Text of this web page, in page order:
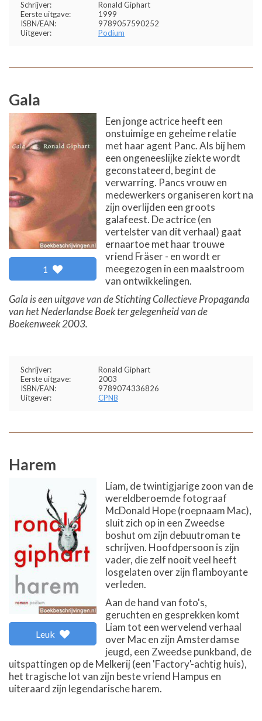
Schrijver:
Ronald Giphart
Eerste uitgave:
1999
ISBN/EAN:
9789057590252
Uitgever:
Podium
Gala
1
Een jonge actrice heeft een
onstuimige en geheime relatie
met haar agent Panc. Als bij hem
een ongeneeslijke ziekte wordt
geconstateerd, begint de
verwarring. Pancs vrouw en
medewerkers organiseren kort na
zijn overlijden een groots
galafeest. De actrice (en
vertelster van dit verhaal) gaat
ernaartoe met haar trouwe
vriend Fräser - en wordt er
meegezogen in een maalstroom
van ontwikkelingen.
Gala is een uitgave van de Stichting Collectieve Propaganda
van het Nederlandse Boek ter gelegenheid van de
Boekenweek 2003.
Schrijver:
Ronald Giphart
Eerste uitgave:
2003
ISBN/EAN:
9789074336826
Uitgever:
CPNB
Harem
Leuk
Liam, de twintigjarige zoon van de
wereldberoemde fotograaf
McDonald Hope (roepnaam Mac),
sluit zich op in een Zweedse
boshut om zijn debuutroman te
schrijven. Hoofdpersoon is zijn
vader, die zelf nooit veel heeft
losgelaten over zijn flamboyante
verleden.
Aan de hand van foto's,
geruchten en gesprekken komt
Liam tot een wervelend verhaal
over Mac en zijn Amsterdamse
jeugd, een Zweedse punkband, de
uitspattingen op de Melkerij (een 'Factory'-achtig huis),
het tragische lot van zijn beste vriend Hampus en
uiteraard zijn legendarische harem.